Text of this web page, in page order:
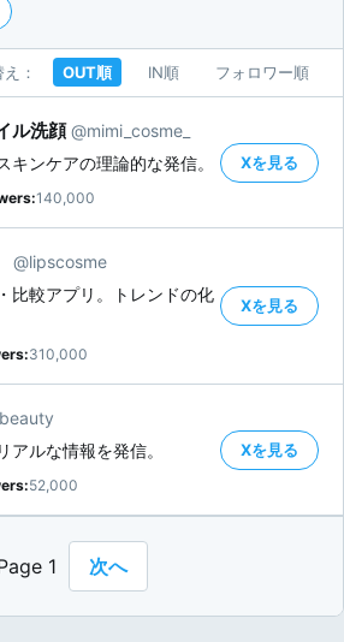
： OUT順 IN順 フォロワー順
ル洗顔@mimi_cosme_
キンケアの理論的な発信。
140,000
Xを見る
@lipscosme
比較アプリ。トレンドの化
310,000
Xを見る
アルな情報を発信。
52,000
Xを見る
1 次へ